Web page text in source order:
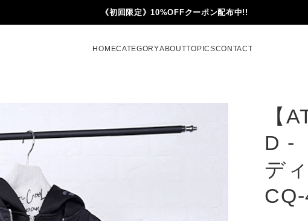
《初回限定》10%OFFクーポン配布中!!
HOMECATEGORYABOUTTOPICSCONTACT
【
D -
デ